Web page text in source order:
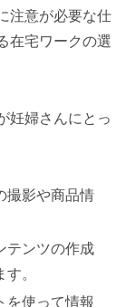
注意が必要な仕
在宅ワークの選
妊婦さんにとっ
撮影や商品情
テンツの作成
。
を使って情報